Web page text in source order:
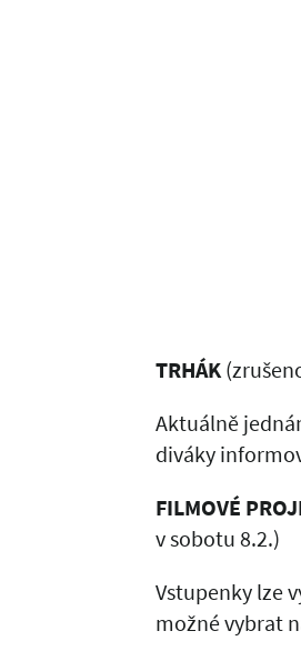
TRHÁK
Aktuálně
diváky
FILMOVÉ
v sobotu 8.2.)
Vstupenky lze
možné vybrat